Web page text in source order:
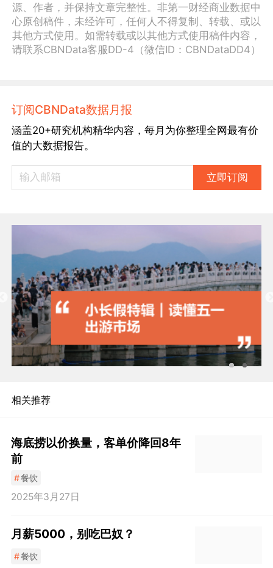
源、作者，并保持文章完整性。非第一财经商业数据中
心原创稿件，未经许可，任何人不得复制、转载、或以
其他方式使用。如需转载或以其他方式使用稿件内容，
请联系CBNData客服DD-4（微信ID：CBNDataDD4）
订阅CBNData数据月报
涵盖20+研究机构精华内容，每月为你整理全网最有价
值的大数据报告。
立即订阅
相关推荐
​海底捞以价换量，客单价降回8年
前
#餐饮
2025年3月27日
月薪5000，别吃巴奴？
#餐饮